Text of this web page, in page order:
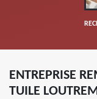
ENTREPRISE
TUILE